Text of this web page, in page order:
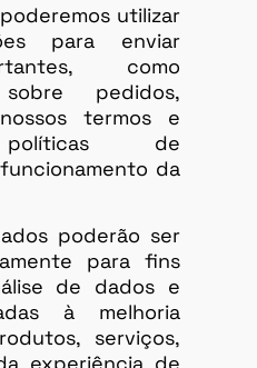
utilizar
para enviar
como
sobre pedidos,
termos e
políticas de
da
poderão ser
para fins
de dados e
à melhoria
serviços,